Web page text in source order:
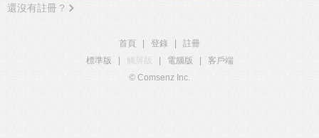
還沒有註冊？
首頁 登錄
註冊
標準版
觸屏版 電腦版
客戶端
© Comsenz Inc.